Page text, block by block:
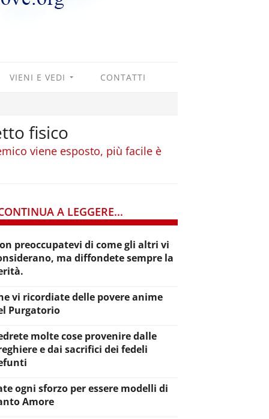
VIENI E VEDI CONTATTI
fisico
viene esposto, più facile è
A LEGGERE...
preoccupatevi di come gli altri vi
ma diffondete sempre la
vi ricordiate delle povere anime
Purgatorio
molte cose provenire dalle
e dai sacrifici dei fedeli
ogni sforzo per essere modelli di
Amore